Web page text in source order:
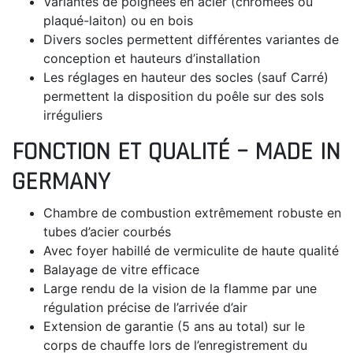
plaqué-laiton) ou en bois
Divers socles permettent différentes variantes de
conception et hauteurs d’installation
Les réglages en hauteur des socles (sauf Carré)
permettent la disposition du poêle sur des sols
irréguliers
FONCTION ET QUALITÉ – MADE IN
GERMANY
Chambre de combustion extrêmement robuste en
tubes d’acier courbés
Avec foyer habillé de vermiculite de haute qualité
Balayage de vitre efficace
Large rendu de la vision de la flamme par une
régulation précise de l’arrivée d’air
Extension de garantie (5 ans au total) sur le
corps de chauffe lors de l’enregistrement du